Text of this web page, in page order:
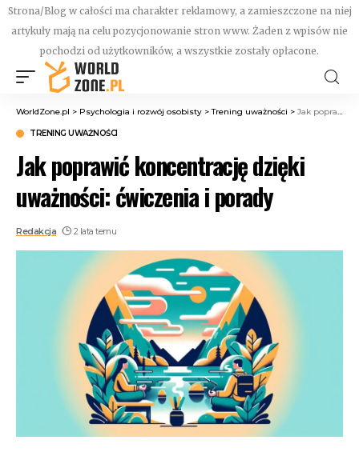
Strona/Blog w całości ma charakter reklamowy, a zamieszczone na niej
artykuły mają na celu pozycjonowanie stron www. Żaden z wpisów nie
pochodzi od użytkowników, a wszystkie zostały opłacone.
WorldZone.pl > Psychologia i rozwój osobisty >Trening uważności > Jak poprawić koncentrację dzięki uważności: ćwiczenia i porady
TRENING UWAŻNOŚCI
Jak poprawić koncentrację dzięki
uważności: ćwiczenia i porady
Redakcja 2 lata temu